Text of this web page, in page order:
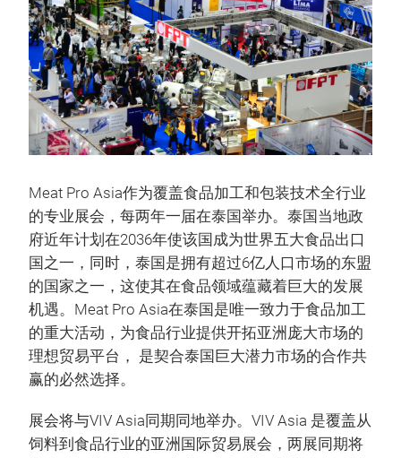
Meat Pro Asia作为覆盖食品加工和包装技术全行业
的专业展会，每两年一届在泰国举办。泰国当地政
府近年计划在2036年使该国成为世界五大食品出口
国之一，同时，泰国是拥有超过6亿人口市场的东盟
的国家之一，这使其在食品领域蕴藏着巨大的发展
机遇。Meat Pro Asia在泰国是唯一致力于食品加工
的重大活动，为食品行业提供开拓亚洲庞大市场的
理想贸易平台， 是契合泰国巨大潜力市场的合作共
赢的必然选择。
展会将与VIV Asia同期同地举办。VIV Asia 是覆盖从
饲料到食品行业的亚洲国际贸易展会，两展同期将